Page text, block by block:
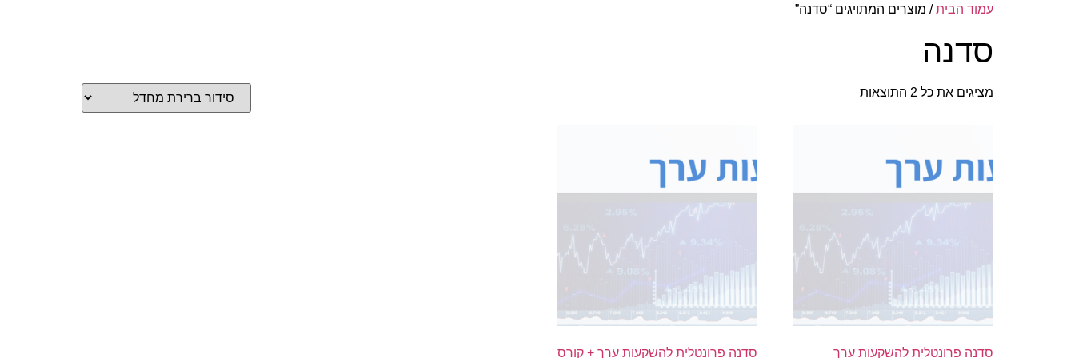
עמוד הבית/ מוצרים המתויגים “סדנה”
סדנה
מציגים את כל ⁦2⁩ התוצאות
סדנה פרונטלית להשקעות ערך סדנה פרונטלית להשקעות ערך + קורס